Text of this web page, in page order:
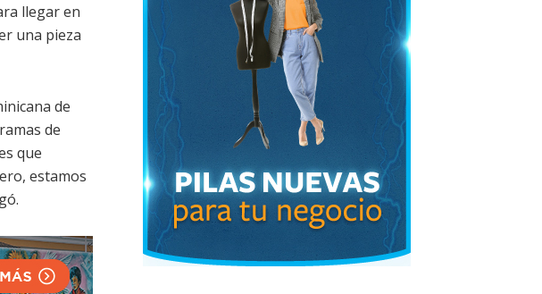
llegar en
una pieza
de
de
que
estamos